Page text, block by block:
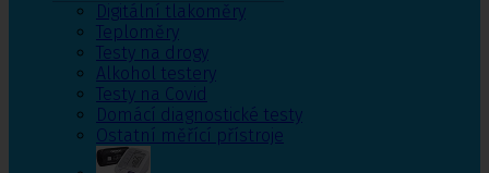
Digitální tlakoměry
Teploměry
Testy na drogy
Alkohol testery
Testy na Covid
Domácí diagnostické testy
Ostatní měřící přístroje